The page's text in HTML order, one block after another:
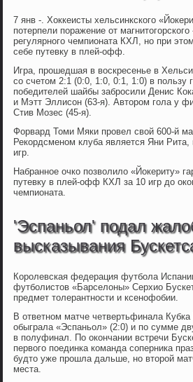
7 янв -. Хоккеисты хельсинкского
потерпели поражение от
регулярного чемпионата КХЛ, но при
себе путевку в плей-офф.
Игра, прошедшая в воскресенье в
со счетом 2:1 (0:0, 1:0, 0:1, 1:0) в пользу
победителей шайбы забросили Денис
и Мэтт Эллисон (63-я). Автором гола у
Стив Мозес (45-я).
Форвард Томи Мяки провел свой 600-й
Рекордсменом клуба является Яни Рита,
игр.
Набранное очко позволило «Йокериту»
путевку в плей-офф КХЛ за 10 игр до
чемпионата.
'Эспаньол' подал
высказывания
Королевская федерация футбола
футболистов «Барселоны» Серхио
предмет толерантности и ксенофобии.
В ответном матче четвертьфинала
обыграла «Эспаньол» (2:0) и по сумме
в полуфинал. По окончании встречи
первого поединка команда соперника
будто уже прошла дальше, но второй
места.